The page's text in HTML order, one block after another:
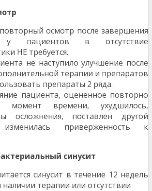
осмотр после завершения
у пациентов в отсутствие
НЕ требуется.
не наступило улучшение после
терапии и препаратов
препараты 2 ряда.
пациента, оцененное повторно
времени, ухудшилось,
осложнения, поставлен другой
изменилась приверженность к
синусит
синусит в течение 12 недель
терапии или отсутствии